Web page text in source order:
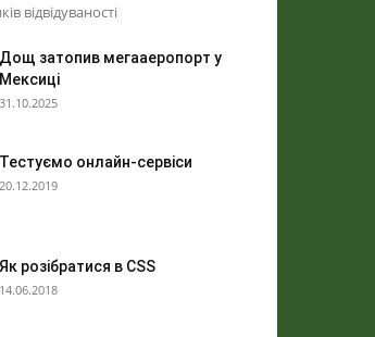
відвідуваності
Дощ затопив мегааеропорт у
Мексиці
31.10.2025
Тестуємо онлайн-сервіси
20.12.2019
Як розібратися в CSS
14.06.2018